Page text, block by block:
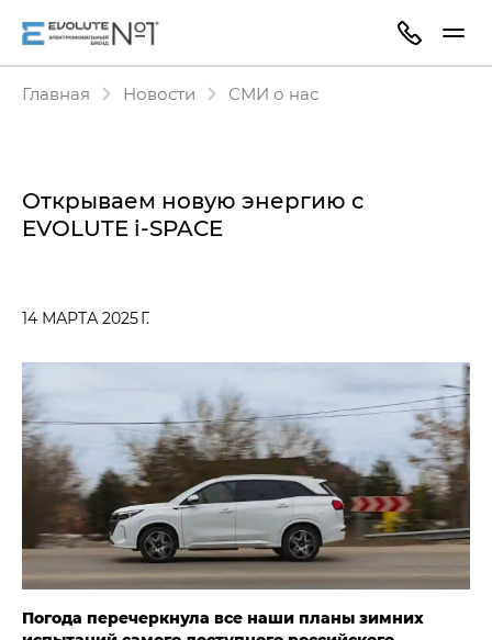
Главная Новости СМИ о нас
Открываем новую энергию с
EVOLUTE i-SPACE
14 МАРТА 2025 Г.
Погода перечеркнула все наши планы зимних